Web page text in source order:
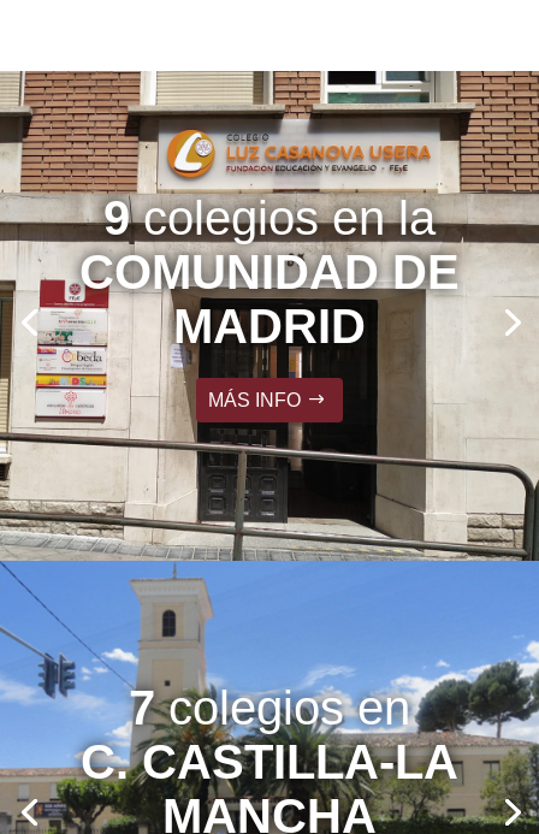
9colegios en la
COMUNIDAD DE
MADRID
MÁS INFO
7colegios en
C. CASTILLA-LA
MANCHA